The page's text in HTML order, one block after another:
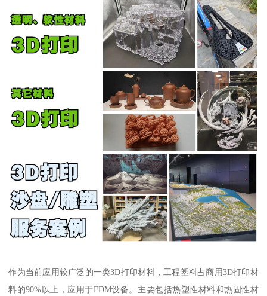
作为当前应用较广泛的一类3D打印材料，工程塑料占商用3D打印材
料的90%以上，应用于FDM设备。主要包括热塑性材料和热固性材